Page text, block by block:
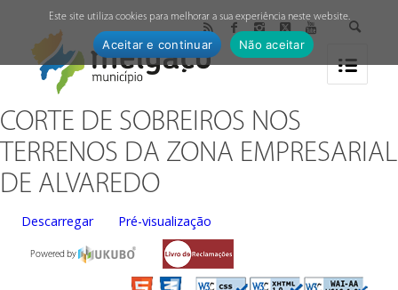
CORTE DE SOBREIROS NOS
TERRENOS DA ZONA EMPRESARIAL
DE ALVAREDO
Descarregar Pré-visualização
Powered by
Este site utiliza cookies para melhorar a sua experiência neste website.
Aceitar e continuar Não aceitar